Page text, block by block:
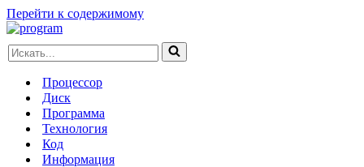
Перейти к содержимому
Искать...
Процессор
Диск
Программа
Технология
Код
Информация